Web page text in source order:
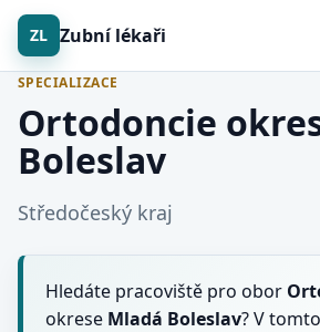
ZL Zubní lékaři
SPECIALIZACE
Ortodoncie
Boleslav
Středočeský kraj
Hledáte pracoviště pro obor
okrese Mladá Boleslav? V